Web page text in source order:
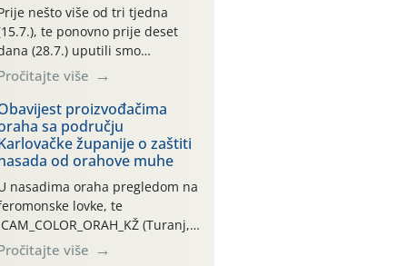
06.7.)! Na početku ovog
je zabilježeno je
i ekstremno vruće
razdoblje, uz
temperature […]
nešto više od tri tjedna
te ponovno prije deset
(28.7.) uputili smo
vlasnicima plantažnih
nasada oraha i pojedinačnih
o početku leta i
potrebi usmjerenog
orahove muhe
completa)! Već
dana traje drugi
“toplinski udar”, koji
naročito izražen zadnja šest
(31.7.-05.8.), jer najviše
zraka svakodnevno
više
proizvođačima
sa području
županije o zaštiti
od orahove muhe
nasadima oraha pregledom na
lovke, te
CAM_COLOR_ORAH_KŽ (Turanj,
zabilježena je mala
više